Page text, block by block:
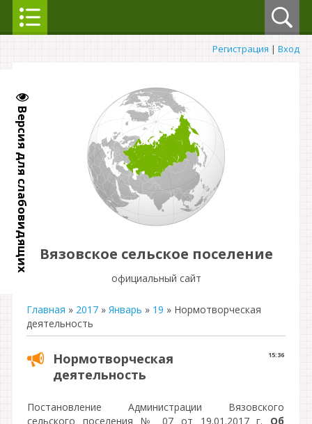
Версия для слабовидящих
Регистрация | Вход
Вязовское сельское поселение
официальный сайт
Главная » 2017 » Январь » 19 » Нормотворческая
деятельность
15:36
Нормотворческая
деятельность
Постановление Администрации Вязовского
сельского поселения № 07 от 19.01.2017 г. Об